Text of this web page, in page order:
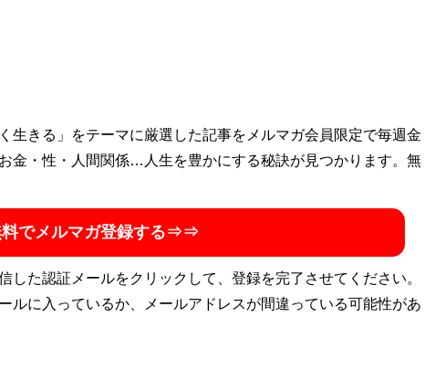
生きる」をテーマに厳選した記事をメルマガ会員限定で毎週金
金・性・人間関係…人生を豊かにする秘訣が見つかります。無
でメルマガ登録する⇒⇒
た認証メールをクリックして、登録を完了させてください。
ルに入っているか、メールアドレスが間違っている可能性があ